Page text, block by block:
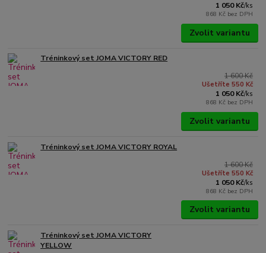
1 050 Kč/ks
868 Kč bez DPH
Zvolit variantu
Tréninkový set JOMA VICTORY RED
1 600 Kč
Ušetříte 550 Kč
1 050 Kč/ks
868 Kč bez DPH
Zvolit variantu
Tréninkový set JOMA VICTORY ROYAL
1 600 Kč
Ušetříte 550 Kč
1 050 Kč/ks
868 Kč bez DPH
Zvolit variantu
Tréninkový set JOMA VICTORY
YELLOW